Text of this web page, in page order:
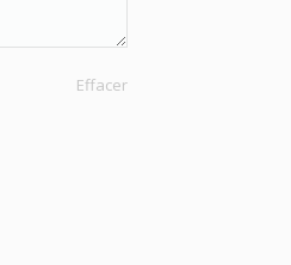
Effacer